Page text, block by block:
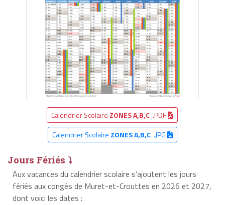
Calendrier Scolaire ZONES A,B,C .PDF
Calendrier Scolaire ZONES A,B,C.JPG
Jours Fériés ⤵
Aux vacances du calendrier scolaire s’ajoutent les jours
fériés aux congés de Muret-et-Crouttes en 2026 et 2027,
dont voici les dates :